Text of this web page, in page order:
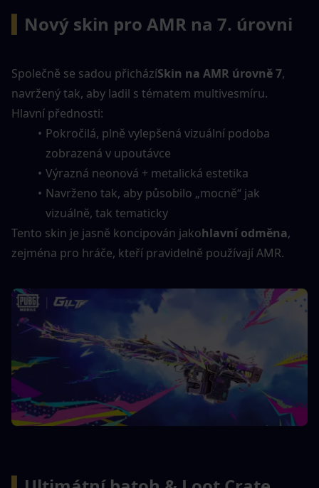
Nový skin pro AMR na 7. úrovni
Společně se sadou přicházíSkin na AMR úrovně 7,
navržený tak, aby ladil s tématem multivesmíru.
Hlavní přednosti:
Pokročilá, plně vylepšená vizuální podoba
zobrazená v upoutávce
Výrazná neonová + metalická estetika
Navrženo tak, aby působilo „mocně“ jak
vizuálně, tak tematicky
Tento skin je jasně koncipován jakohlavní odměna,
zejména pro hráče, kteří pravidelně používají AMR.